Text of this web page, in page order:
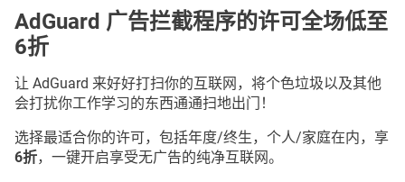
AdGuard 广告拦截程序的许可全场低至
6折
让 AdGuard 来好好打扫你的互联网，将个色垃圾以及其他
会打扰你工作学习的东西通通扫地出门！
选择最适合你的许可，包括年度/终生，个人/家庭在内，享
6折，一键开启享受无广告的纯净互联网。